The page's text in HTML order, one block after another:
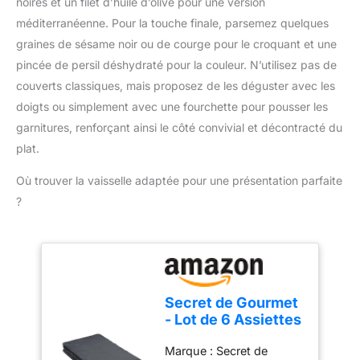
pichet au design idéal
pour mixer et profiter
optimale RECETTES
PERSONNALISÉES :
préparez des smoothies
maison sains, des
soupes et plus avec
à suivre étape par étape
vaisselle, gourde
nomade
méditerranéenne. Pour la touche finale, parsemez quelques
graines de sésame noir ou de courge pour le croquant et une
pincée de persil déshydraté pour la couleur. N’utilisez pas de
couverts classiques, mais proposez de les déguster avec les
doigts ou simplement avec une fourchette pour pousser les
garnitures, renforçant ainsi le côté convivial et décontracté du
plat.
Où trouver la vaisselle adaptée pour une présentation parfaite
?
Secret de Gourmet
- Lot de 6 Assiettes
30cm Gris
Marque : Secret de